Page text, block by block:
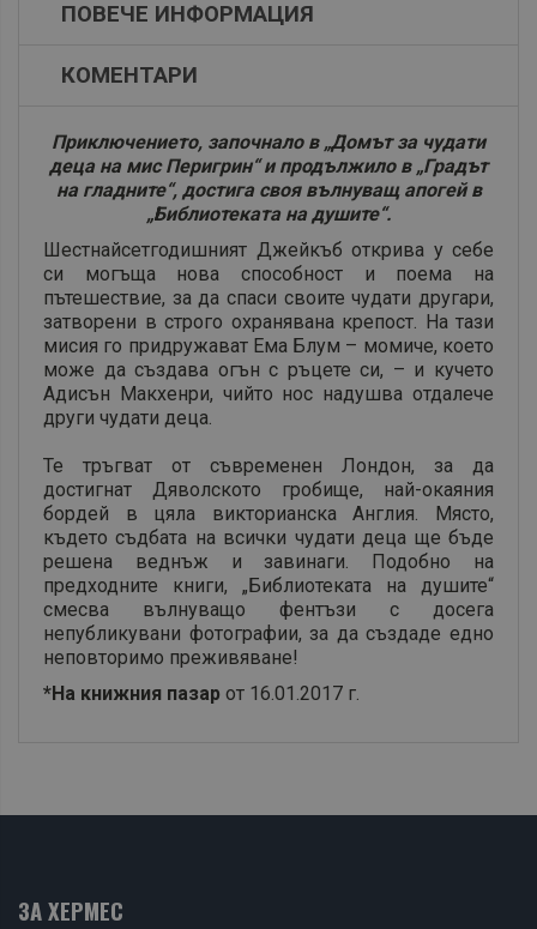
ПОВЕЧЕ ИНФОРМАЦИЯ
КОМЕНТАРИ
Приключението, започнало в „Домът за чудати
деца на мис Перигрин“ и продължило в „Градът
на гладните“, достига своя вълнуващ апогей в
„Библиотеката на душите“.
Шестнайсетгодишният Джейкъб открива у себе
си могъща нова способност и поема на
пътешествие, за да спаси своите чудати другари,
затворени в строго охранявана крепост. На тази
мисия го придружават Ема Блум – момиче, което
може да създава огън с ръцете си, – и кучето
Адисън Макхенри, чийто нос надушва отдалече
други чудати деца.
Те тръгват от съвременен Лондон, за да
достигнат Дяволското гробище, най-окаяния
бордей в цяла викторианска Англия. Място,
където съдбата на всички чудати деца ще бъде
решена веднъж и завинаги. Подобно на
предходните книги, „Библиотеката на душите“
смесва вълнуващо фентъзи с досега
непубликувани фотографии, за да създаде едно
неповторимо преживяване!
*На книжния пазар от 16.01.2017 г.
ЗА ХЕРМЕС